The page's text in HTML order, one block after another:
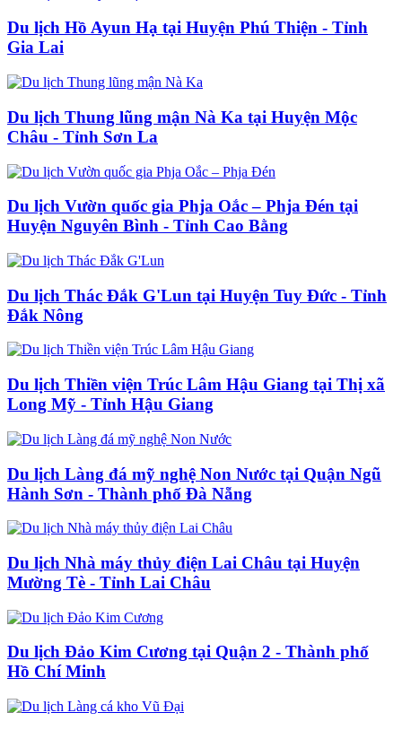
Du lịch Hồ Ayun Hạ tại Huyện Phú Thiện - Tỉnh
Gia Lai
Du lịch Thung lũng mận Nà Ka tại Huyện Mộc
Châu - Tỉnh Sơn La
Du lịch Vườn quốc gia Phja Oắc – Phja Đén tại
Huyện Nguyên Bình - Tỉnh Cao Bằng
Du lịch Thác Đắk G'Lun tại Huyện Tuy Đức - Tỉnh
Đắk Nông
Du lịch Thiền viện Trúc Lâm Hậu Giang tại Thị xã
Long Mỹ - Tỉnh Hậu Giang
Du lịch Làng đá mỹ nghệ Non Nước tại Quận Ngũ
Hành Sơn - Thành phố Đà Nẵng
Du lịch Nhà máy thủy điện Lai Châu tại Huyện
Mường Tè - Tỉnh Lai Châu
Du lịch Đảo Kim Cương tại Quận 2 - Thành phố
Hồ Chí Minh